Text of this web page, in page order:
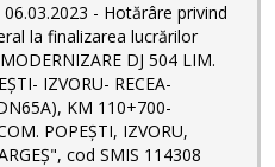
- Hotărâre privind
la finalizarea lucrărilor
DJ 504 LIM.
IZVORU- RECEA-
KM 110+700-
POPEŞTI, IZVORU,
cod SMIS 114308